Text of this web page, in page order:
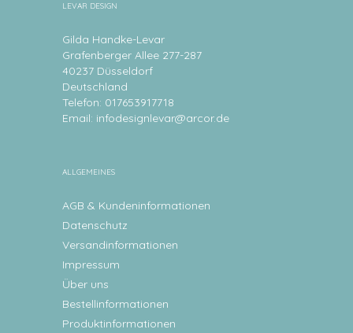
LEVAR DESIGN
Gilda Handke-Levar
Grafenberger Allee 277-287
40237 Düsseldorf
Deutschland
Telefon: 017653917718
Email: infodesignlevar@arcor.de
ALLGEMEINES
AGB & Kundeninformationen
Datenschutz
Versandinformationen
Impressum
Über uns
Bestellinformationen
Produktinformationen